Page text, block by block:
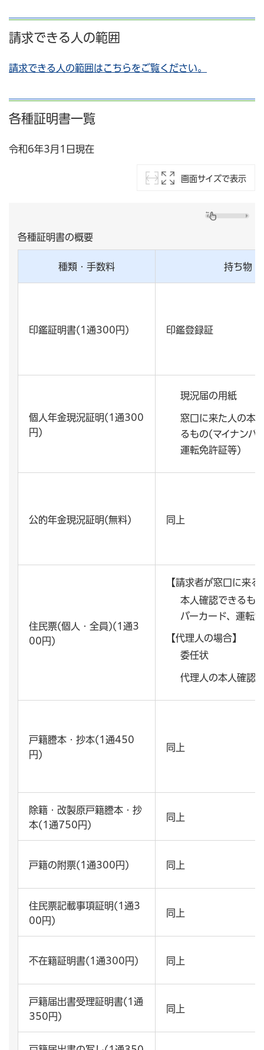
請求できる人の範囲
請求できる人の範囲はこちらをご覧ください。
各種証明書一覧
令和6年3月1日現在
画面サイズで表示
各種証明書の概要
種類・手数料 持ち物
印鑑証明書(1通300円) 印鑑登録証
個人年金現況証明(1通300
円)
現況届の用紙
窓口に来た人の本
るもの(マイナンバ
運転免許証等)
公的年金現況証明(無料) 同上
住民票(個人・全員)(1通3
00円)
【請求者が窓口に来る
本人確認できるも
バーカード、運転
【代理人の場合】
委任状
代理人の本人確認
戸籍謄本・抄本(1通450
円)
同上
除籍・改製原戸籍謄本・抄
本(1通750円)
同上
戸籍の附票(1通300円) 同上
住民票記載事項証明(1通3
00円)
同上
不在籍証明書(1通300円) 同上
戸籍届出書受理証明書(1通
350円)
同上